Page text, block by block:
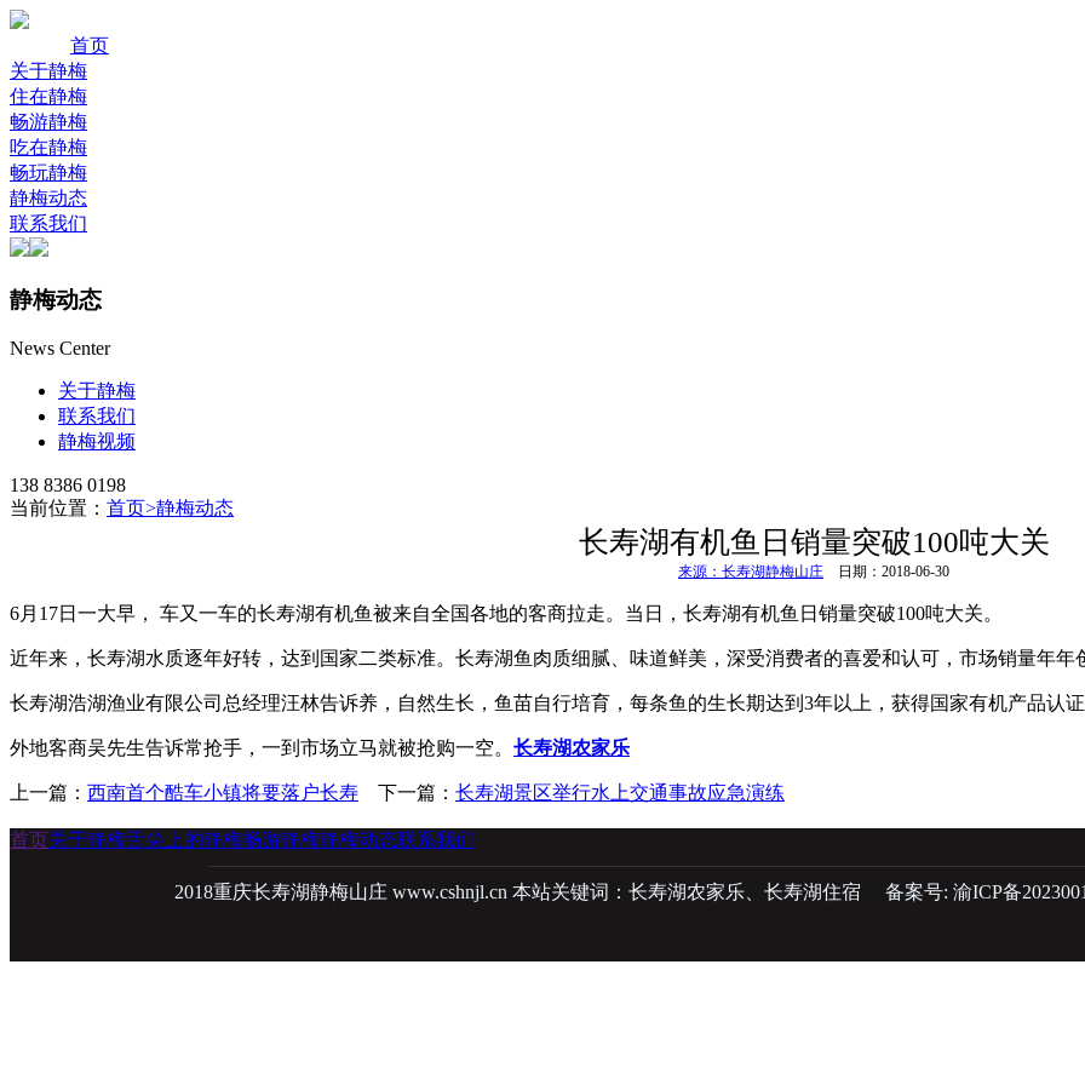
首页
关于静梅
住在静梅
畅游静梅
吃在静梅
畅玩静梅
静梅动态
联系我们
静梅动态
News Center
关于静梅
联系我们
静梅视频
138 8386 0198
当前位置： 首页>静梅动态
长寿湖有机鱼日销量突破100吨大关
来源：长寿湖静梅山庄 日期：2018-06-30
6月17日一大早， 车又一车的长寿湖有机鱼被来自全国各地的客商拉走。当日，长寿湖有机鱼日销量突破100吨大关。
近年来，长寿湖水质逐年好转，达到国家二类标准。长寿湖鱼肉质细腻、味道鲜美，深受消费者的喜爱和认可，市场销量年年
长寿湖浩湖渔业有限公司总经理汪林告诉养，自然生长，鱼苗自行培育，每条鱼的生长期达到3年以上，获得国家有机产品认
外地客商吴先生告诉常抢手，一到市场立马就被抢购一空。 长寿湖农家乐
上一篇： 西南首个酷车小镇将要落户长寿 下一篇： 长寿湖景区举行水上交通事故应急演练
首页关于静梅舌尖上的静梅畅游静梅静梅动态联系我们
2018重庆长寿湖静梅山庄 www.cshnjl.cn本站关键词： 长寿湖农家乐、 长寿湖住宿 备案号: 渝ICP备